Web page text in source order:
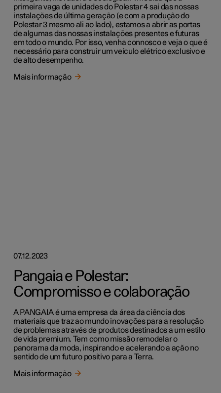
primeira vaga de unidades do Polestar 4 sai das nossas
instalações de última geração (e com a produção do
Polestar 3 mesmo ali ao lado), estamos a abrir as portas
de algumas das nossas instalações presentes e futuras
em todo o mundo. Por isso, venha connosco e veja o que é
necessário para construir um veículo elétrico exclusivo e
de alto desempenho.
Mais informação
07.12.2023
Pangaia e Polestar:
Compromisso e colaboração
A PANGAIA é uma empresa da área da ciência dos
materiais que traz ao mundo inovações para a resolução
de problemas através de produtos destinados a um estilo
de vida premium. Tem como missão remodelar o
panorama da moda, inspirando e acelerando a ação no
sentido de um futuro positivo para a Terra.
Mais informação